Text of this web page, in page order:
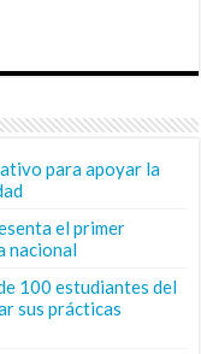
para apoyar la
el primer
nacional
100 estudiantes del
sus prácticas